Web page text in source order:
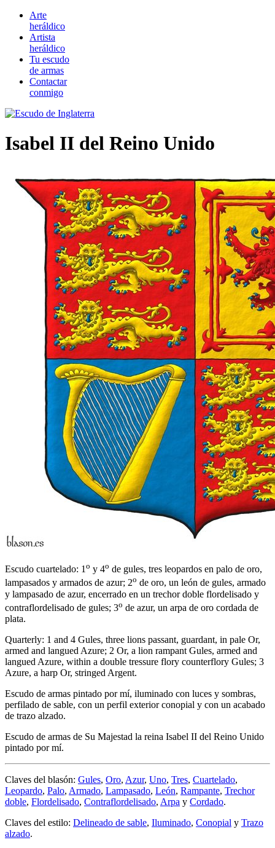
Arte
heráldico
Artista
heráldico
Tu escudo
de armas
Contactar
conmigo
Isabel II del Reino Unido
Escudo cuartelado: 1 o y 4o de gules, tres leopardos en palo de oro,
lampasados y armados de azur; 2o de oro, un león de gules, armado
y lampasado de azur, encerrado en un trechor doble flordelisado y
contraflordelisado de gules; 3o de azur, un arpa de oro cordada de
plata.
Quarterly: 1 and 4 Gules, three lions passant, guardant, in pale Or,
armed and langued Azure; 2 Or, a lion rampant Gules, armed and
langued Azure, within a double tressure flory counterflory Gules; 3
Azure, a harp Or, stringed Argent.
Escudo de armas pintado por mí, iluminado con luces y sombras,
perfilado de sable, con un perfil exterior conopial y con un acabado
de trazo alzado.
Escudo de armas de Su Majestad la reina Isabel II del Reino Unido
pintado por mí.
Claves del blasón: Gules, Oro, Azur, Uno, Tres, Cuartelado,
Leopardo, Palo, Armado, Lampasado, León, Rampante, Trechor
doble, Flordelisado, Contraflordelisado, Arpa y Cordado.
Claves del estilo: Delineado de sable, Iluminado, Conopial y Trazo
alzado.